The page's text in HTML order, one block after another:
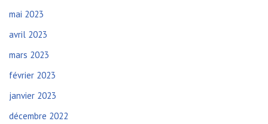
mai 2023
avril 2023
mars 2023
février 2023
janvier 2023
décembre 2022